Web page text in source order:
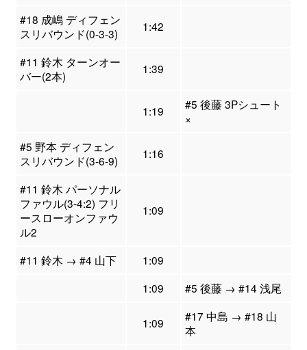
#18 成嶋 ディフェン
スリバウンド(0-3-3)
1:42
#11 鈴木 ターンオー
バー(2本)
1:39
1:19
#5 後藤 3Pシュート
×
#5 野本 ディフェン
スリバウンド(3-6-9)
1:16
#11 鈴木 パーソナル
ファウル(3-4:2) フリ
ースローオンファウ
ル2
1:09
#11 鈴木 → #4 山下
1:09
1:09
#5 後藤 → #14 浅尾
1:09
#17 中島 → #18 山
本